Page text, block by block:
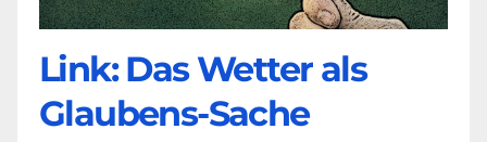
Link: Das Wetter als
Glaubens-Sache